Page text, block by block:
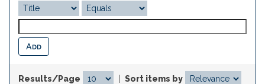
Results/Page
Sort items by